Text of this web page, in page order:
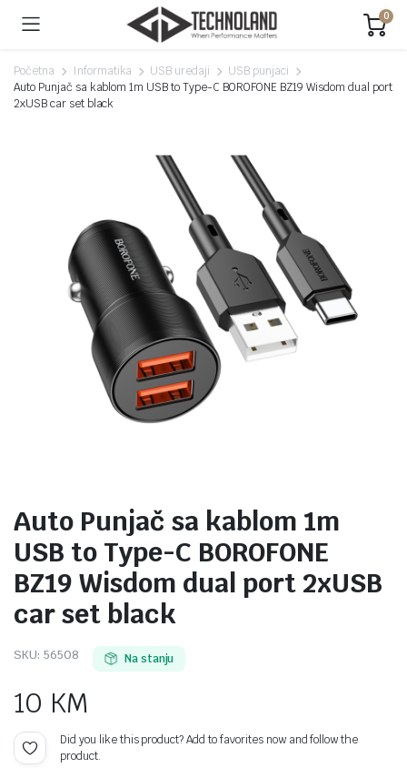
0
Početna Informatika USB uredaji
USB punjaci
Auto Punjač sa kablom 1m USB to Type-C BOROFONE BZ19 Wisdom dual port
2xUSB car set black
Auto Punjač sa kablom 1m
USB to Type-C BOROFONE
BZ19 Wisdom dual port 2xUSB
car set black
SKU: 56508 Na stanju
10 KM
Did you like this product? Add to favorites now and follow the
product.